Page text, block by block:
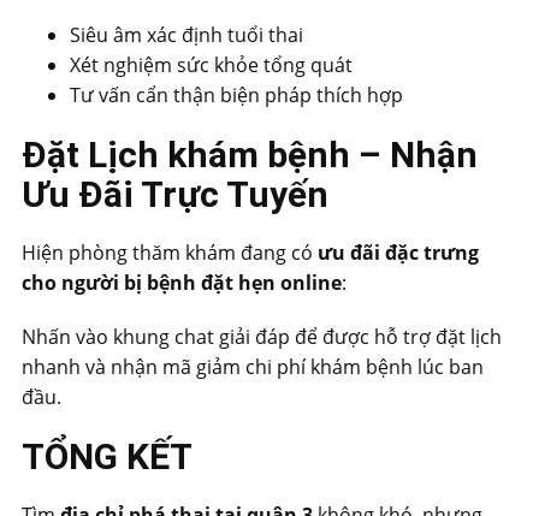
Siêu âm xác định tuổi thai
Xét nghiệm sức khỏe tổng quát
Tư vấn cẩn thận biện pháp thích hợp
Đặt Lịch khám bệnh – Nhận
Ưu Đãi Trực Tuyến
Hiện phòng thăm khám đang có ưu đãi đặc trưng
cho người bị bệnh đặt hẹn online:
Nhấn vào khung chat giải đáp để được hỗ trợ đặt lịch
nhanh và nhận mã giảm chi phí khám bệnh lúc ban
đầu.
TỔNG KẾT